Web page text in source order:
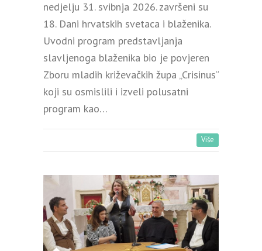
nedjelju 31. svibnja 2026. završeni su
18. Dani hrvatskih svetaca i blaženika.
Uvodni program predstavljanja
slavljenoga blaženika bio je povjeren
Zboru mladih križevačkih župa „Crisinus“
koji su osmislili i izveli polusatni
program kao…
Više